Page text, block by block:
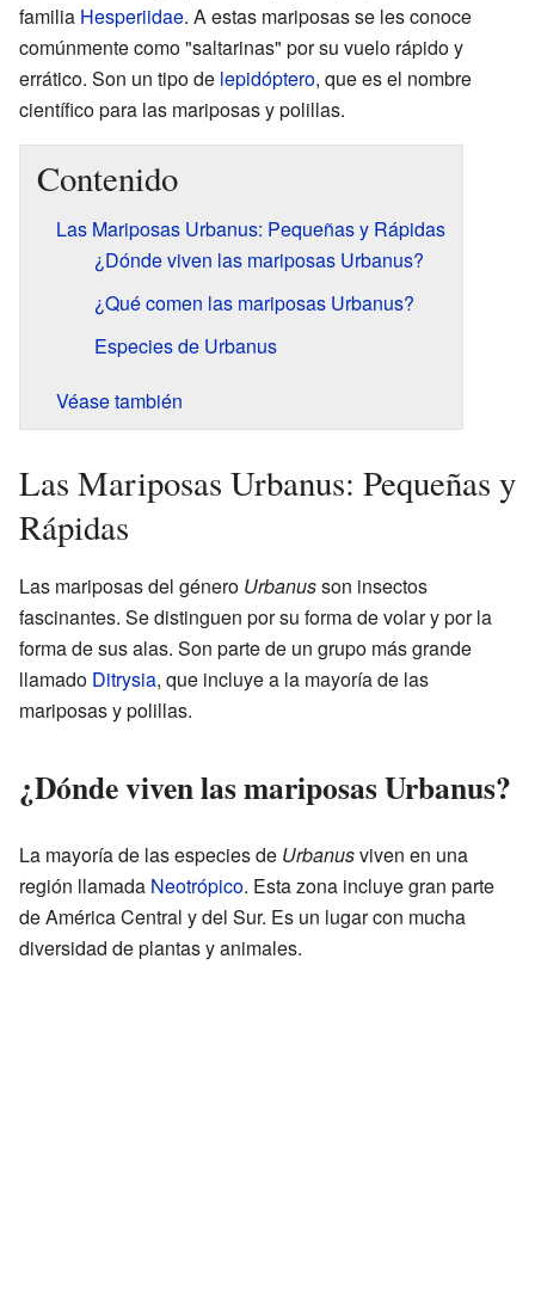
familia Hesperiidae. A estas mariposas se les conoce
comúnmente como "saltarinas" por su vuelo rápido y
errático. Son un tipo de lepidóptero, que es el nombre
científico para las mariposas y polillas.
Contenido
Las Mariposas Urbanus: Pequeñas y Rápidas
¿Dónde viven las mariposas Urbanus?
¿Qué comen las mariposas Urbanus?
Especies de Urbanus
Véase también
Las Mariposas Urbanus: Pequeñas y
Rápidas
Las mariposas del género Urbanusson insectos
fascinantes. Se distinguen por su forma de volar y por la
forma de sus alas. Son parte de un grupo más grande
llamado Ditrysia, que incluye a la mayoría de las
mariposas y polillas.
¿Dónde viven las mariposas Urbanus?
La mayoría de las especies de Urbanusviven en una
región llamada Neotrópico. Esta zona incluye gran parte
de América Central y del Sur. Es un lugar con mucha
diversidad de plantas y animales.